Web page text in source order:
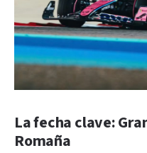
La fecha clave:
Romaña